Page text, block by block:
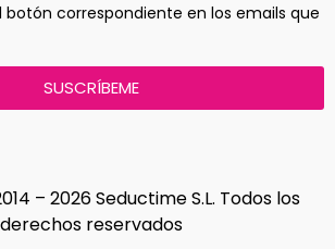
correspondiente en los emails que
SUSCRÍBEME
– 2026 Seductime S.L. Todos los
derechos reservados